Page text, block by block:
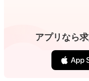
アプリなら